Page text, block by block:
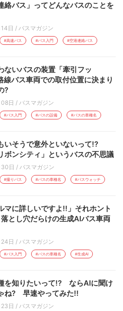
バス」ってどんなバスのことを
日 / バスマガジン
#高速バス #バス入門 #空港連絡バス
ないバスの装置「牽引フッ
バス車両での取付位置に決まり
?
日 / バスマガジン
#バス入門 #バスの設備 #バスの車種名
いそうで意外といないって!?
ボンシティ」というバスの不思議
日 / バスマガジン
#撮りバス #バスの車種名 #バスウォッチ
マに詳しいですよ!!」それホント
とし穴だらけの生成AIバス車両
日 / バスマガジン
#バス入門 #バスの車種名 #生成AI
を知りたいって!? ならAIに聞け
ね? 早速やってみた!!
日 / バスマガジン